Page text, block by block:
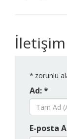
* zorunlu
Ad: *
E-posta